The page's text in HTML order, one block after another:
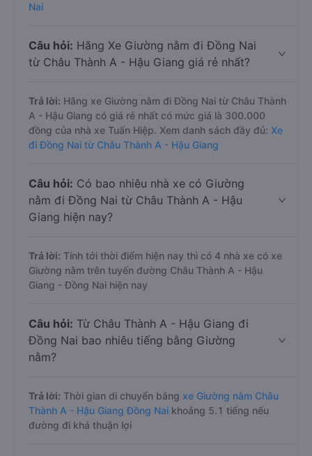
Nai
Câu hỏi: Hãng Xe Giường nằm đi Đồng Nai
từ Châu Thành A - Hậu Giang giá rẻ nhất?
Trả lời: Hãng xe Giường nằm đi Đồng Nai từ Châu Thành
A - Hậu Giang có giá rẻ nhất có mức giá là 300.000
đồng của nhà xe Tuấn Hiệp. Xem danh sách đầy đủ: Xe
đi Đồng Nai từ Châu Thành A - Hậu Giang
Câu hỏi: Có bao nhiêu nhà xe có Giường
nằm đi Đồng Nai từ Châu Thành A - Hậu
Giang hiện nay?
Trả lời: Tính tới thời điểm hiện nay thì có 4 nhà xe có xe
Giường nằm trên tuyến đường Châu Thành A - Hậu
Giang - Đồng Nai hiện nay
Câu hỏi: Từ Châu Thành A - Hậu Giang đi
Đồng Nai bao nhiêu tiếng bằng Giường
nằm?
Trả lời: Thời gian di chuyển bằng xe Giường nằm Châu
Thành A - Hậu Giang Đồng Nai khoảng 5.1 tiếng nếu
đường đi khá thuận lợi